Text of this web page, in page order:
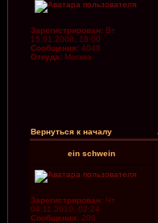
Зарегистрирован: Вт
15.01.2008, 18:00
Сообщения: 4048
Откуда: Москва
Вернуться к началу
ein schwein
Зарегистрирован: Чт
04.11.2010, 02:24
Сообщения: 206